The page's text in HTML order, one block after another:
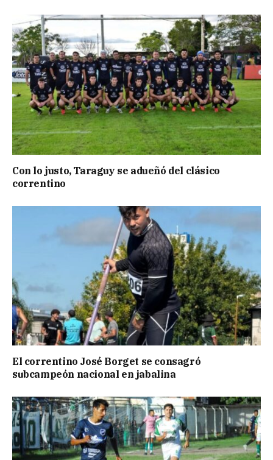
Con lo justo, Taraguy se adueñó del clásico
correntino
El correntino José Borget se consagró
subcampeón nacional en jabalina